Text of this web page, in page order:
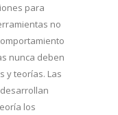
para
no
nunca deben
y teorías. Las
los